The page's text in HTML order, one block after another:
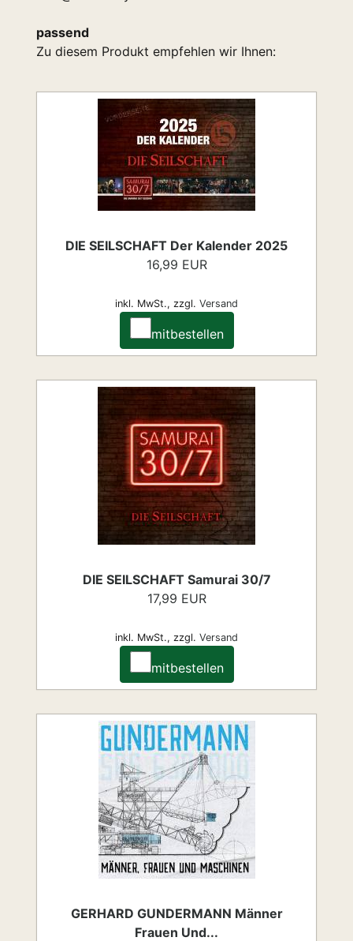
passend
Zu diesem Produkt empfehlen wir Ihnen:
DIE SEILSCHAFT Der Kalender 2025
16,99 EUR
inkl. MwSt., zzgl. Versand
mitbestellen
DIE SEILSCHAFT Samurai 30/7
17,99 EUR
inkl. MwSt., zzgl. Versand
mitbestellen
GERHARD GUNDERMANN Männer
Frauen Und...